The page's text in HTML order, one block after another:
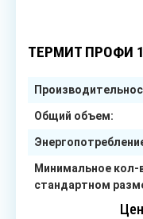
ТЕРМИТ ПРОФИ
Общий объем:
Минимальное кол-
стандартном